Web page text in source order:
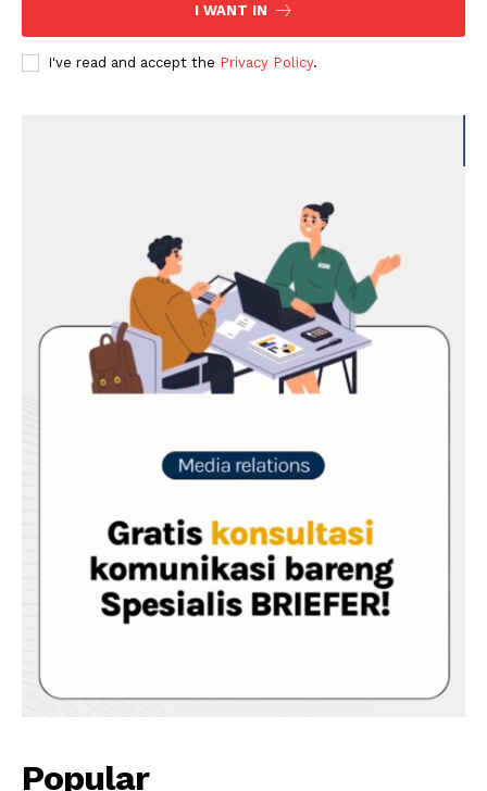
I WANT IN
I've read and accept the Privacy Policy.
Popular